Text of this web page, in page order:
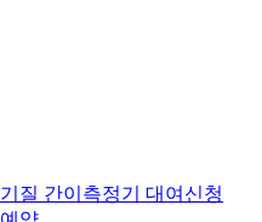
질 간이측정기 대여신청